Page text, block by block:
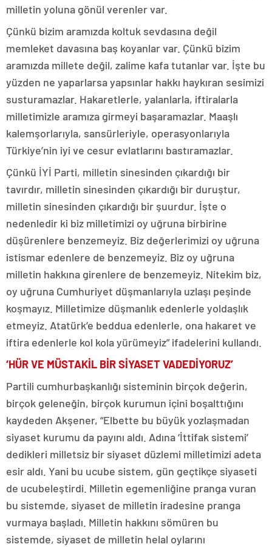
milletin yoluna gönül verenler var.
Çünkü bizim aramızda koltuk sevdasına değil
memleket davasına baş koyanlar var. Çünkü bizim
aramızda millete değil, zalime kafa tutanlar var. İşte bu
yüzden ne yaparlarsa yapsınlar hakkı haykıran sesimizi
susturamazlar. Hakaretlerle, yalanlarla, iftiralarla
milletimizle aramıza girmeyi başaramazlar. Maaşlı
kalemşorlarıyla, sansürleriyle, operasyonlarıyla
Türkiye’nin iyi ve cesur evlatlarını bastıramazlar.
Çünkü İYİ Parti, milletin sinesinden çıkardığı bir
tavırdır, milletin sinesinden çıkardığı bir duruştur,
milletin sinesinden çıkardığı bir şuurdur. İşte o
nedenledir ki biz milletimizi oy uğruna birbirine
düşürenlere benzemeyiz. Biz değerlerimizi oy uğruna
istismar edenlere de benzemeyiz. Biz oy uğruna
milletin hakkına girenlere de benzemeyiz. Nitekim biz,
oy uğruna Cumhuriyet düşmanlarıyla uzlaşı peşinde
koşmayız. Milletimize düşmanlık edenlerle yoldaşlık
etmeyiz. Atatürk’e beddua edenlerle, ona hakaret ve
iftira edenlerle kol kola yürümeyiz” ifadelerini kullandı.
‘HÜR VE MÜSTAKİL BİR SİYASET VADEDİYORUZ’
Partili cumhurbaşkanlığı sisteminin birçok değerin,
birçok geleneğin, birçok kurumun içini boşalttığını
kaydeden Akşener, “Elbette bu büyük yozlaşmadan
siyaset kurumu da payını aldı. Adına ‘İttifak sistemi’
dedikleri milletsiz bir siyaset düzlemi milletimizi adeta
esir aldı. Yani bu ucube sistem, gün geçtikçe siyaseti
de ucubeleştirdi. Milletin egemenliğine pranga vuran
bu sistemde, siyaset de milletin iradesine pranga
vurmaya başladı. Milletin hakkını sömüren bu
sistemde, siyaset de milletin helal oylarını